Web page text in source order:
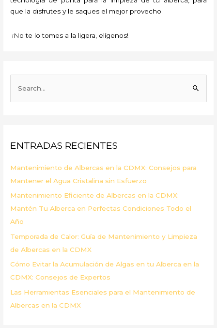
que la disfrutes y le saques el mejor provecho.
¡No te lo tomes a la ligera, elígenos!
r
o
r
:
ENTRADAS RECIENTES
Mantenimiento de Albercas en la CDMX: Consejos para
Mantener el Agua Cristalina sin Esfuerzo
Mantenimiento Eficiente de Albercas en la CDMX:
Mantén Tu Alberca en Perfectas Condiciones Todo el
Año
Temporada de Calor: Guía de Mantenimiento y Limpieza
de Albercas en la CDMX
Cómo Evitar la Acumulación de Algas en tu Alberca en la
CDMX: Consejos de Expertos
Las Herramientas Esenciales para el Mantenimiento de
Albercas en la CDMX